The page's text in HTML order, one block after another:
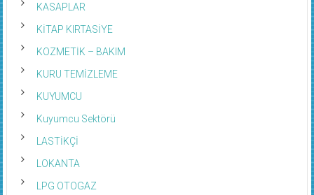
KASAPLAR
KİTAP KIRTASİYE
KOZMETİK – BAKIM
KURU TEMİZLEME
KUYUMCU
Kuyumcu Sektörü
LASTİKÇİ
LOKANTA
LPG OTOGAZ